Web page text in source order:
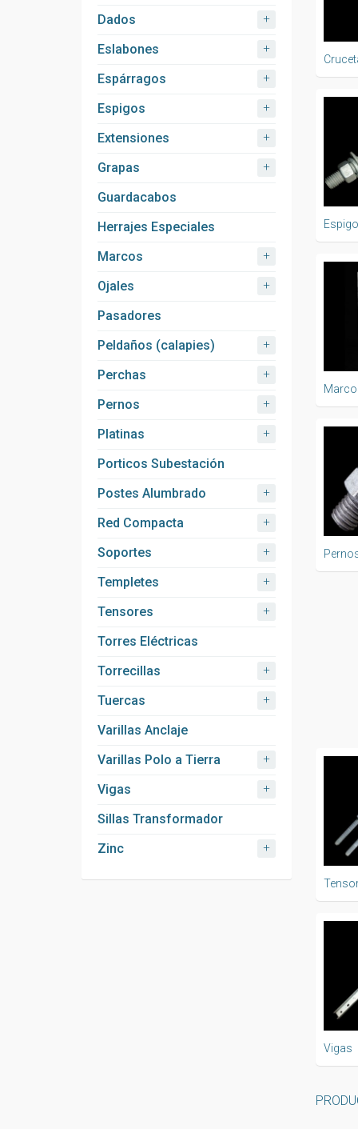
Vigas
Dados +
Eslabones +
Espárragos +
Espigos +
Extensiones +
Grapas +
Guardacabos
Herrajes Especiales
Marcos
+
Ojales +
Pasadores
Peldaños (calapies)
+
Perchas +
Pernos +
Platinas +
Porticos Subestación
Postes Alumbrado
+
Red Compacta +
Soportes +
Templetes +
Tensores +
Torres Eléctricas
Torrecillas
+
Tuercas +
Varillas Anclaje
Varillas Polo a Tierra
+
Vigas +
Sillas Transformador
Zinc
+